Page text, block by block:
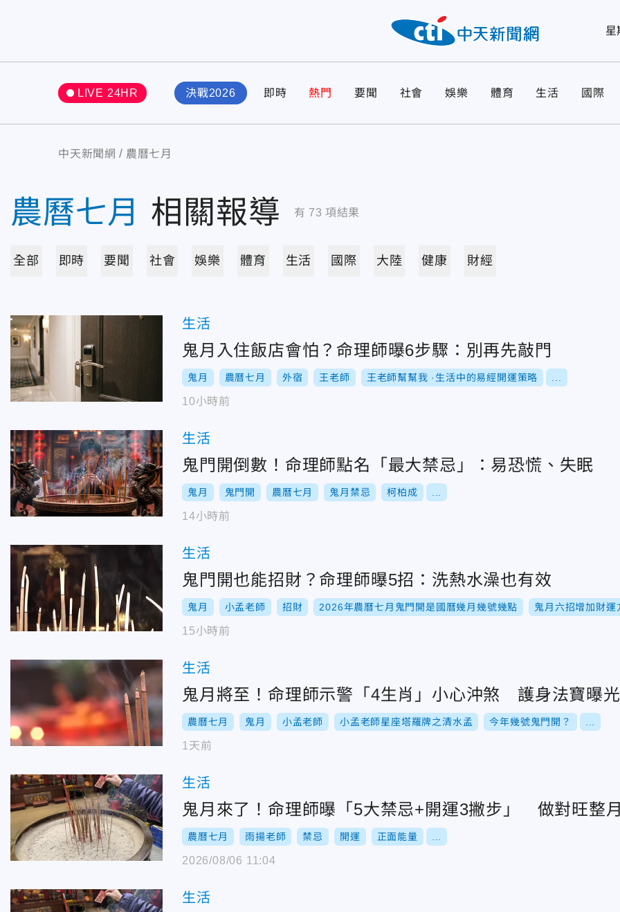
星
LIVE 24HR 決戰2026 即時 熱門 要聞 社會 娛樂 體育 生活 國際
中天新聞網 農曆七月
農曆七月 相關報導 有 73 項結果
全部 即時 要聞 社會 娛樂 體育 生活 國際 大陸 健康 財經
生活
鬼月入住飯店會怕？命理師曝6步驟：別再先敲門
鬼月 農曆七月 外宿 王老師 王老師幫幫我 ·生活中的易經開運策略
10小時前
生活
鬼門開倒數！命理師點名「最大禁忌」：易恐慌、失眠
鬼月 鬼門開 農曆七月 鬼月禁忌 柯柏成
14小時前
生活
鬼門開也能招財？命理師曝5招：洗熱水澡也有效
鬼月 小孟老師 招財 2026年農曆七月鬼門開是國曆幾月幾號幾點 鬼月六招增加財
15小時前
生活
鬼月將至！命理師示警「4生肖」小心沖煞 護身法寶曝光
農曆七月 鬼月 小孟老師 小孟老師星座塔羅牌之清水孟 今年幾號鬼門開？
1天前
生活
鬼月來了！命理師曝「5大禁忌+開運3撇步」 做對旺整
農曆七月 雨揚老師 禁忌 開運 正面能量
2026/08/06 11:04
生活